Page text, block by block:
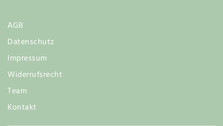
AGB
Datenschutz
Impressum
Widerrufsrecht
Team
Kontakt